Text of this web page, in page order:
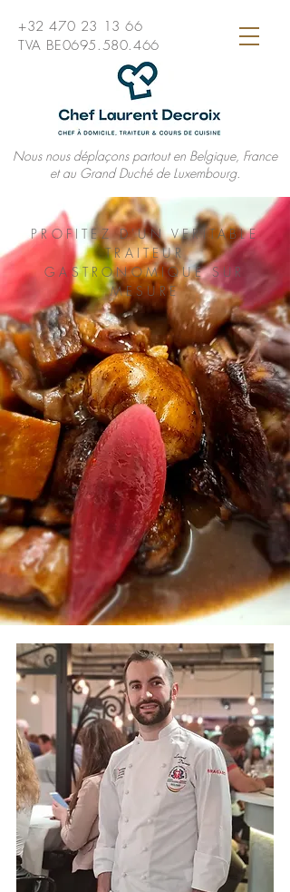
+32 470 23 13 66
TVA BE0695.580.466
Nous nous déplaçons partout en Belgique, France
et au Grand Duché de Luxembourg.
PROFITEZ D'UN VERITABLE
TRAITEUR
GASTRONOMIQUE SUR
MESURE